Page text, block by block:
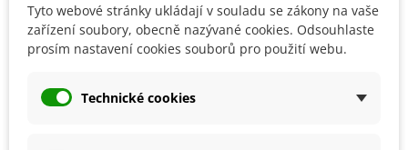
Optimální teplota ke klíčení jeokolo 18 °C.
Doba klíčení je1–2 týdny.
Stanoviště volíme polostinné.
Zálivka by měla býtpravidelná
Tyto webové stránky ukládají v souladu se zákony na vaše
zařízení soubory, obecně nazývané cookies. Odsouhlaste
prosím nastavení cookies souborů pro použití webu.
Technické cookies